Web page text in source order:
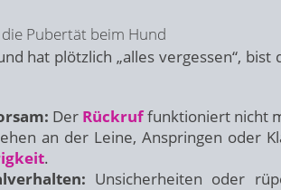
Pubertät beim Hund
hat plötzlich „alles vergessen“,
Der Rückruffunktioniert nicht
an der Leine, Anspringen oder
.
Unsicherheiten oder